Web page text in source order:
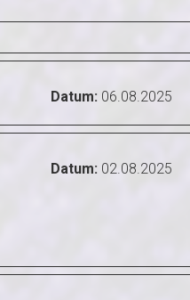
Datum: 06.08.2025
Datum: 02.08.2025